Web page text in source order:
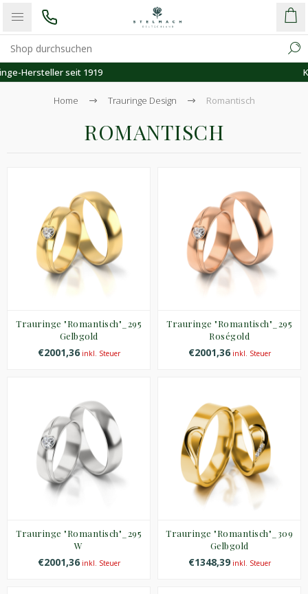
Home Trauringe Design Romantisch
ROMANTISCH
Trauringe "Romantisch"_295
Gelbgold
€2001,36inkl. Steuer
Trauringe "Romantisch"_295
Roségold
€2001,36inkl. Steuer
Trauringe "Romantisch"_295
W
€2001,36inkl. Steuer
Trauringe "Romantisch"_309
Gelbgold
€1348,39inkl. Steuer